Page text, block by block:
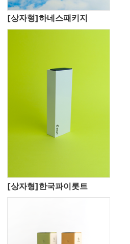
[상자형]하네스패키지
[상자형]한국파이롯트